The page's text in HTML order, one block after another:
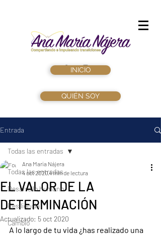
INICIO
QUIÉN SOY
Entrada
Todas las entradas
Desarrollo humano
Resiliencia
Cambio
Todas las entradas
EL VALOR DE LA
DETERMINACIÓN
Ana María Nájera
4 oct 20204 min de lectura
Actualizado: 5 oct 2020
A lo largo de tu vida ¿has realizado una